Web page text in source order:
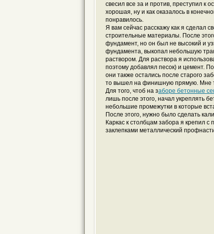
свесил все за и против, преступил к
хорошая, ну и как оказалось в
понравилось.
Я вам сейчас расскажу как я сделал
строительные материалы. После
фундамент, но он был не высокий и
фундамента, выкопал небольшую
раствором. Для раствора я
поэтому добавлял песок) и цемент.
они также остались после старого
то вышел на финишную прямую. Мне
Для того, чтоб на заборе бетонные
лишь после этого, начал укреплять
небольшие промежутки в которые
После этого, нужно было сделать
Каркас к столбцам забора я крепил с
заклепками металлический